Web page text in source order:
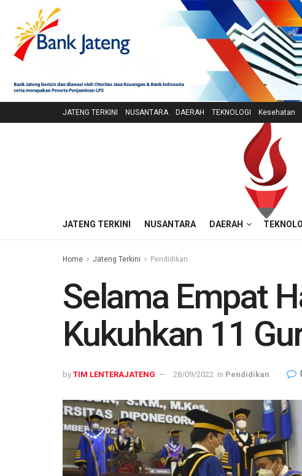
JATENG TERKINI NUSANTARA DAERAH TEKNOLOGI Kesehatan
JATENG TERKINI NUSANTARA DAERAH
Home Jateng Terkini Pendidikan
Selama Empat
Kukuhkan 11
by TIM LENTERAJATENG 28/09/2022 in Pendidikan